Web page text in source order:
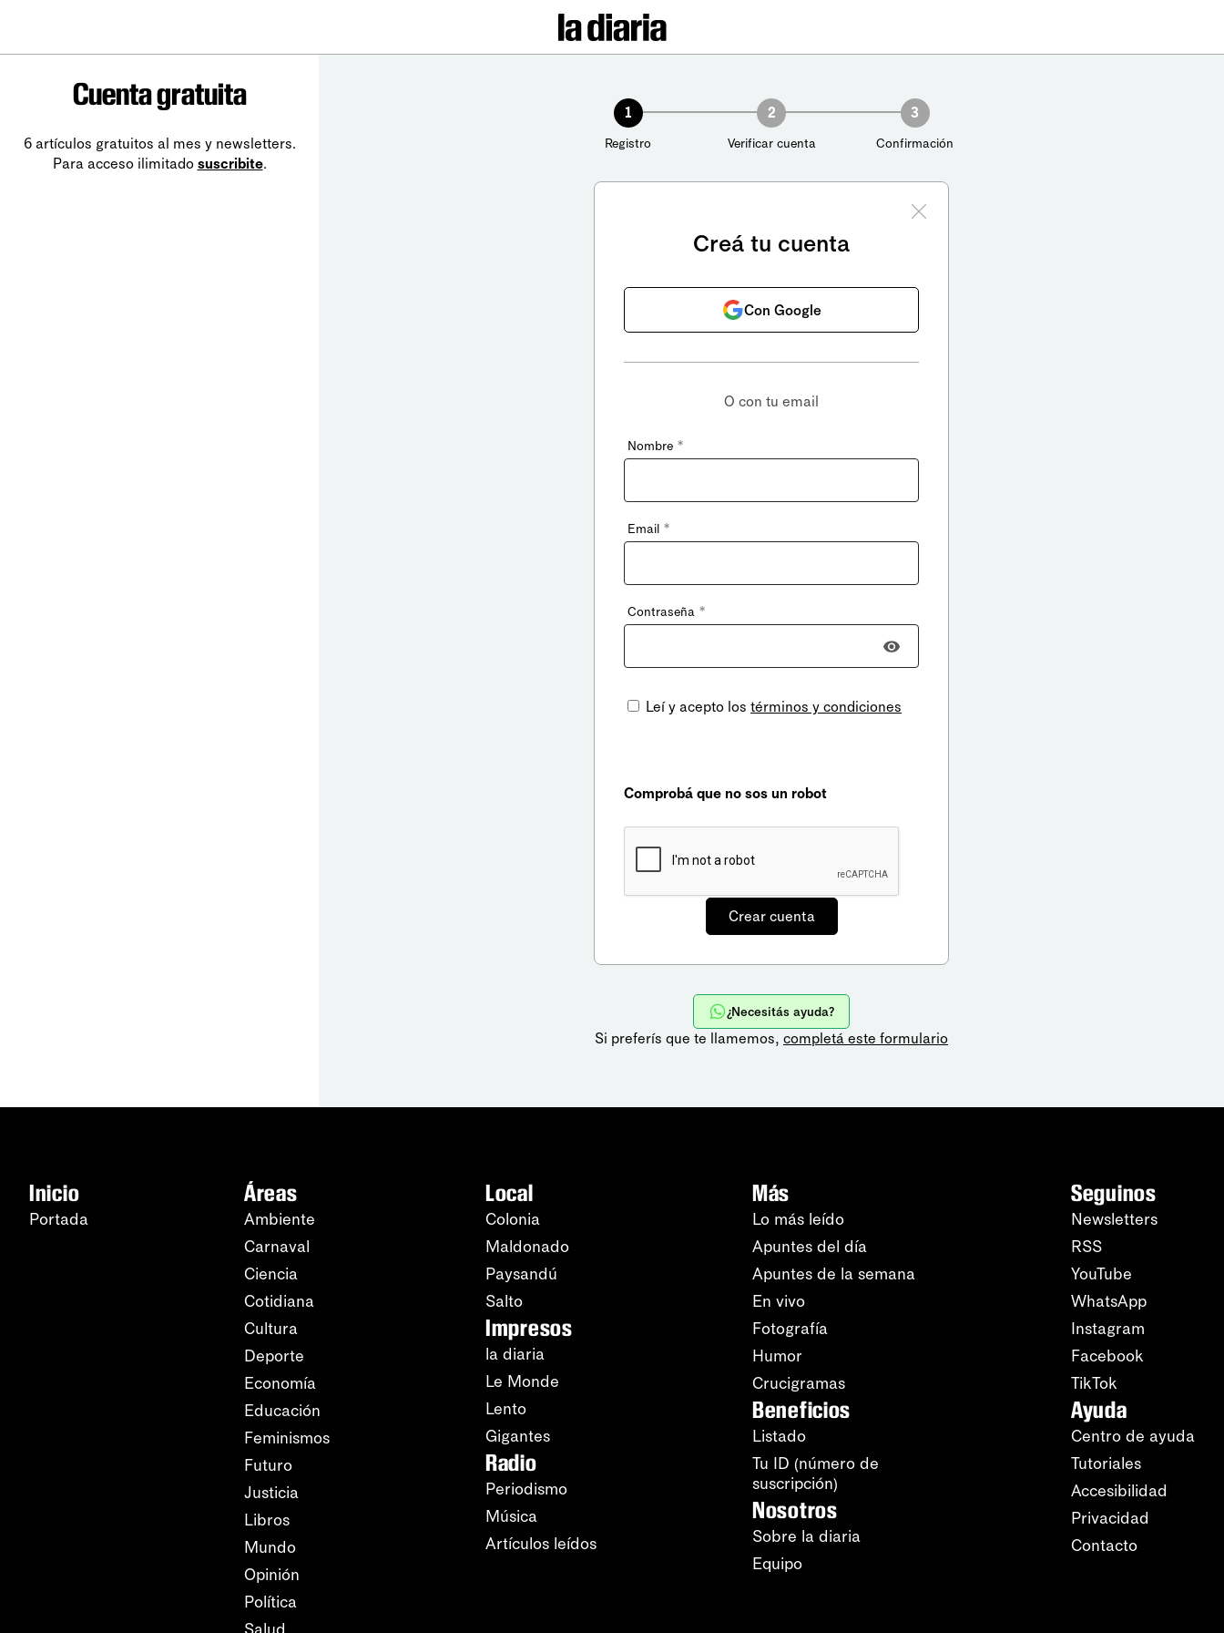
Cuenta gratuita
6 artículos gratuitos al mes y newsletters.
Para acceso ilimitado suscribite.
1
Registro
2
Verificar cuenta
3
Confirmación
Creá tu cuenta
Con Google
O con tu email
Nombre *
Email *
Contraseña *
Leí y acepto los términos y condiciones
Comprobá que no sos un robot
¿Necesitás ayuda?
Si preferís que te llamemos, completá este formulario
Inicio
Portada
Áreas
Ambiente
Carnaval
Ciencia
Cotidiana
Cultura
Deporte
Economía
Educación
Feminismos
Futuro
Justicia
Libros
Mundo
Opinión
Política
Local
Colonia
Maldonado
Paysandú
Salto
Impresos
la diaria
Le Monde
Lento
Gigantes
Radio
Periodismo
Música
Artículos leídos
Más
Lo más leído
Apuntes del día
Apuntes de la semana
En vivo
Fotografía
Humor
Crucigramas
Beneficios
Listado
Tu ID (número de
suscripción)
Nosotros
Sobre la diaria
Equipo
Seguinos
Newsletters
RSS
YouTube
WhatsApp
Instagram
Facebook
TikTok
Ayuda
Centro de ayuda
Tutoriales
Accesibilidad
Privacidad
Contacto